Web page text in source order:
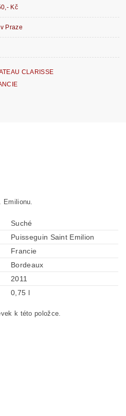
Praze
Kč
CLARISSE
Emilionu.
Suché
Puisseguin Saint Emilion
Francie
Bordeaux
2011
0,75 l
k této položce.